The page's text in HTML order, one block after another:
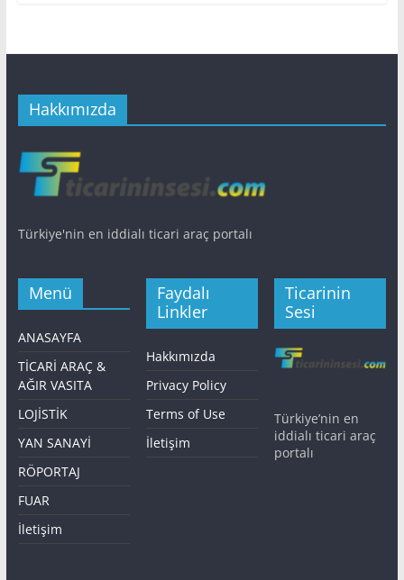
Hakkımızda
Türkiye'nin en iddialı ticari araç portalı
Menü
ANASAYFA
TİCARİ ARAÇ &
AĞIR VASITA
LOJİSTİK
YAN SANAYİ
RÖPORTAJ
FUAR
İletişim
Faydalı
Linkler
Hakkımızda
Privacy Policy
Terms of Use
İletişim
Ticarinin
Sesi
Türkiye’nin en
iddialı ticari araç
portalı